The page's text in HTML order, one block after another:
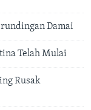
Damai
Telah Mulai
Rusak